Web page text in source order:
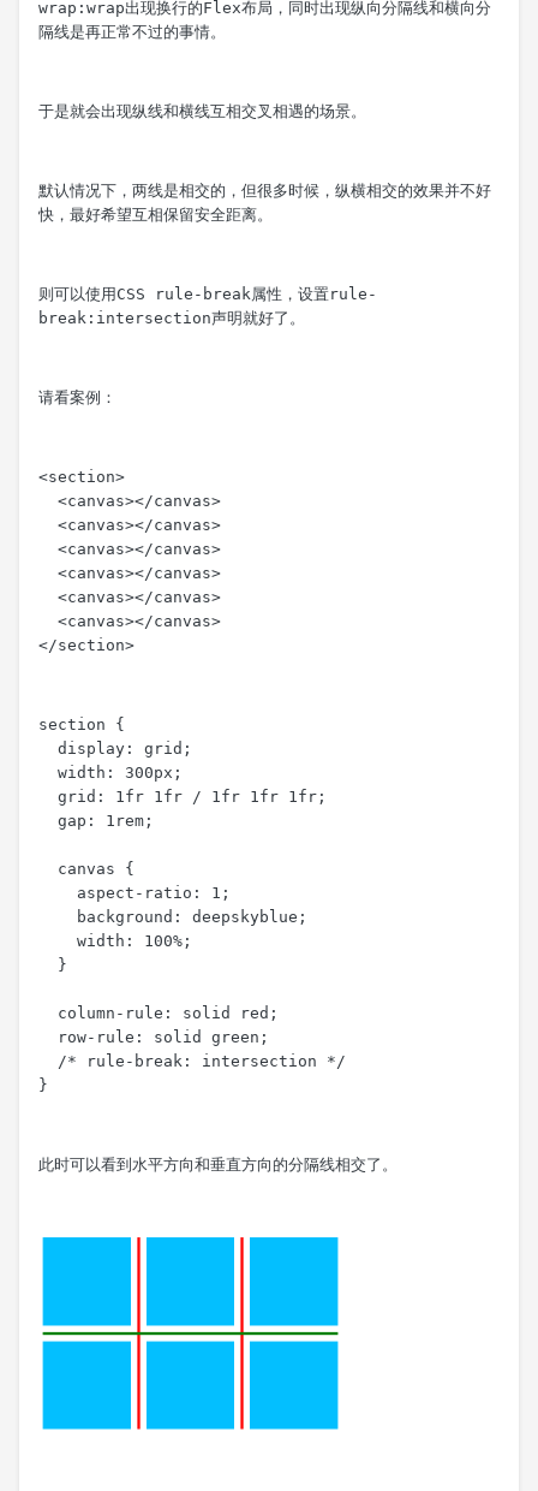
wrap:wrap出现换行的Flex布局，同时出现纵向分隔线和横向分
隔线是再正常不过的事情。
于是就会出现纵线和横线互相交叉相遇的场景。
默认情况下，两线是相交的，但很多时候，纵横相交的效果并不好
快，最好希望互相保留安全距离。
则可以使用CSS rule-break 属性，设置rule-
break:intersection声明就好了。
请看案例：
<section>
</section>
section {
}
此时可以看到水平方向和垂直方向的分隔线相交了。